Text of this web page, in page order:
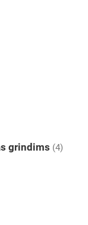
grindims (4)